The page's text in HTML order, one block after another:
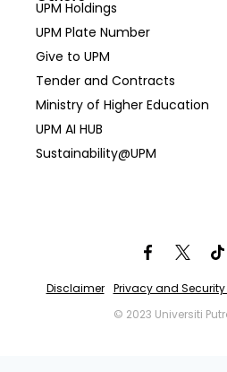
UPM Holdings
UPM Plate Number
Give to UPM
Tender and Contracts
Ministry of Higher Education
UPM AI HUB
Sustainability@UPM
Disclaimer Privacy and Security
© 2023 Universiti